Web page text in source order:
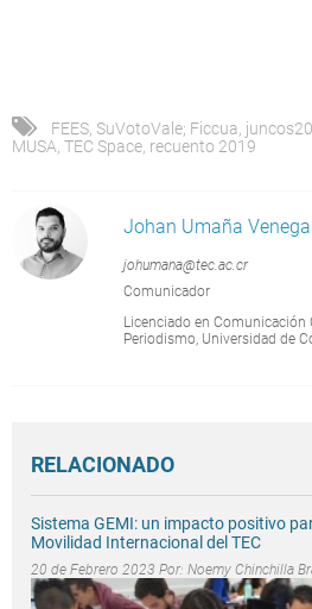
FEES SuVotoVale; Ficcua
MUSA TEC Space recuento 2019
Johan Umaña
johumana@tec.ac.cr
Comunicador
Licenciado en Comunicación
Periodismo, Universidad de
RELACIONADO
Sistema GEMI: un impacto positivo
Movilidad Internacional del TEC
20 de Febrero 2023 Por: Noemy Chinchilla